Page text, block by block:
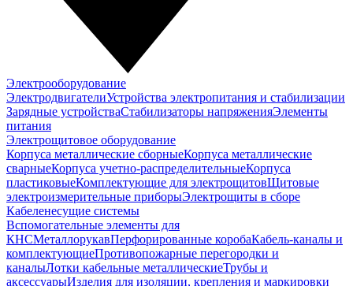
Электрооборудование
ЭлектродвигателиУстройства электропитания и стабилизации
Зарядные устройстваСтабилизаторы напряженияЭлементы
питания
Электрощитовое оборудование
Корпуса металлические сборныеКорпуса металлические
сварныеКорпуса учетно-распределительныеКорпуса
пластиковыеКомплектующие для электрощитовЩитовые
электроизмерительные приборыЭлектрощиты в сборе
Кабеленесущие системы
Вспомогательные элементы для
КНСМеталлорукавПерфорированные коробаКабель-каналы и
комплектующиеПротивопожарные перегородки и
каналыЛотки кабельные металлическиеТрубы и
аксессуарыИзделия для изоляции, крепления и маркировки